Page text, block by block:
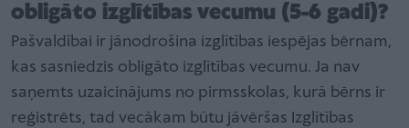
obligāto izglītības vecumu (5-6 gadi)?
Pašvaldībai ir jānodrošina izglītības iespējas bērnam,
kas sasniedzis obligāto izglītības vecumu. Ja nav
saņemts uzaicinājums no pirmsskolas, kurā bērns ir
reģistrēts, tad vecākam būtu jāvēršas Izglītības